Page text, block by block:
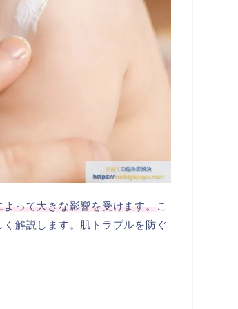
って大きな影響を受けます。
こ
解説します。肌トラブルを防ぐ